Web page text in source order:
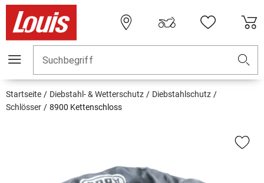
Suchbegriff
Startseite Diebstahl- & Wetterschutz
Diebstahlschutz
Schlösser
8900 Kettenschloss